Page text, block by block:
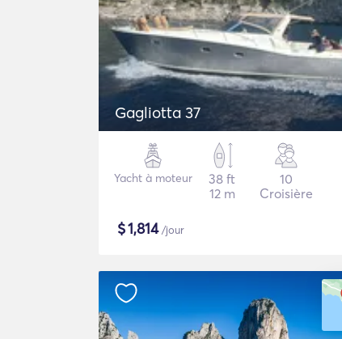
Gagliotta 37
Yacht à moteur
38 ft
12 m
10
Croisière
$1,814/jour